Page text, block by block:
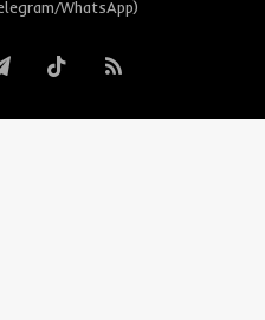
WhatsApp)
TelegramTikTokRSS